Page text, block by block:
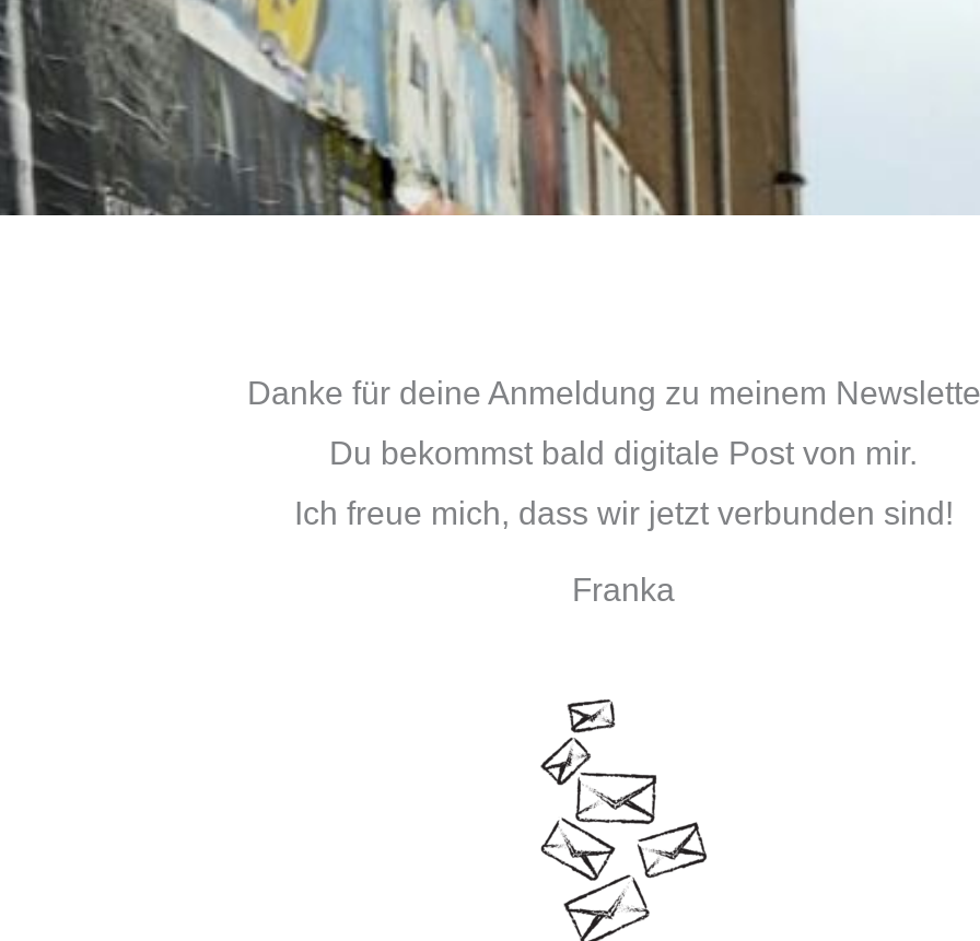
Danke für deine Anmeldung zu meinem
Du bekommst bald digitale Post von mir.
Ich freue mich, dass wir jetzt verbunden sind!
Franka